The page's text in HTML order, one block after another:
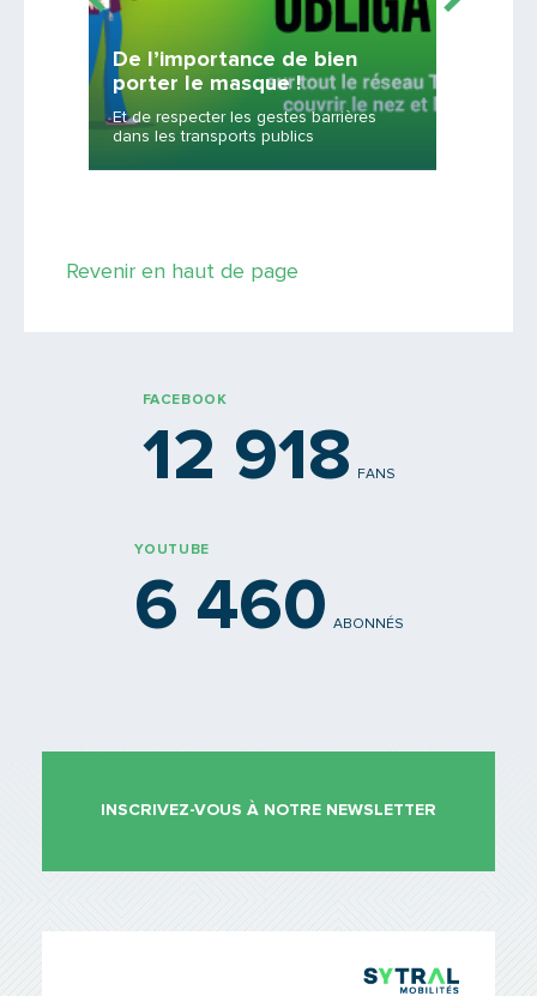
De l’importance de bien
porter le masque !
Et de respecter les gestes barrières
dans les transports publics
Revenir en haut de page
FACEBOOK
12 918 FANS
YOUTUBE
6 460 ABONNÉS
INSCRIVEZ-VOUS À NOTRE NEWSLETTER